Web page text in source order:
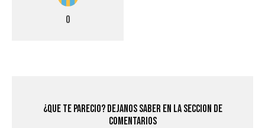
0
¿Que Te Parecio? Dejanos saber en la seccion de
comentarios